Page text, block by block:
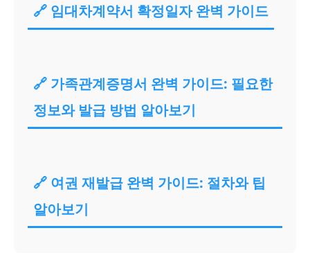
🔗 임대차계약서 확정일자 완벽 가이드
🔗 가족관계증명서 완벽 가이드: 필요한
정보와 발급 방법 알아보기
🔗 여권 재발급 완벽 가이드: 절차와 팁
알아보기